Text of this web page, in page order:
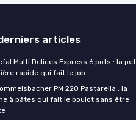
articles
Multi Delices Express 6 pots : la
rapide qui fait le job
PM 220 Pastarella : la
à pâtes qui fait le boulot sans être